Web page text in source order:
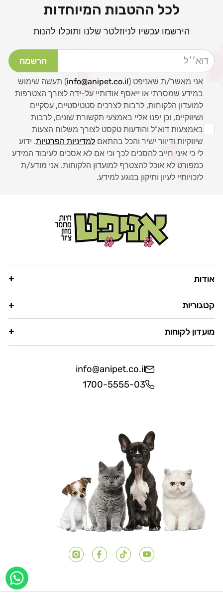
לכל ההטבות המיוחדות
הירשמו עכשיו לניוזלטר שלנו ותוכלו להנות
דוא׳׳ל הרשמה
אני מאשר/ת שאניפט (info@anipet.co.il) תעשה שימוש
במידע שמסרתי או ייאסף אודותיי על-ידה לצורך הצטרפות
למועדון הלקוחות, לרבות לצרכים סטטיסטיים, עסקיים
ושיווקיים, וכן יפנו אליי באמצעי תקשורת שונים, לרבות
באמצעות דוא"ל והודעות טקסט לצורך משלוח הצעות
שיווקיות ודיוור ישיר והכל בהתאם למדיניות הפרטיות. ידוע
לי כי איני חייב להסכים לכך וכי אם לא אסכים לעיבוד המידע
כמפורט לא אוכל להצטרף למועדון הלקוחות. אני מודע/ת
לזכויותיי לעיון ותיקון בנוגע למידע.
אודות
קטגוריות
מועדון לקוחות
info@anipet.co.il
1700-5555-03
יוטיובטיק טוקפייסבוקאינסטגרם